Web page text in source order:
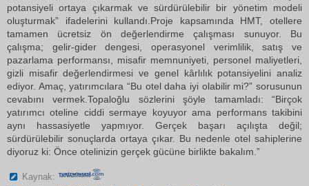
potansiyeli ortaya çıkarmak ve sürdürülebilir bir yönetim modeli
oluşturmak” ifadelerini kullandı.Proje kapsamında HMT, otellere
tamamen ücretsiz ön değerlendirme çalışması sunuyor. Bu
çalışma; gelir-gider dengesi, operasyonel verimlilik, satış ve
pazarlama performansı, misafir memnuniyeti, personel maliyetleri,
gizli misafir değerlendirmesi ve genel kârlılık potansiyelini analiz
ediyor. Amaç, yatırımcılara “Bu otel daha iyi olabilir mi?” sorusunun
cevabını vermek.Topaloğlu sözlerini şöyle tamamladı: “Birçok
yatırımcı oteline ciddi sermaye koyuyor ama performans takibini
aynı hassasiyetle yapmıyor. Gerçek başarı açılışta değil;
sürdürülebilir sonuçlarda ortaya çıkar. Bu nedenle otel sahiplerine
diyoruz ki: Önce otelinizin gerçek gücüne birlikte bakalım.”
Kaynak: